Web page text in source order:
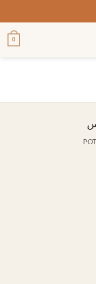
0